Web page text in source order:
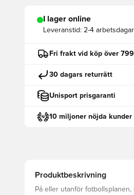
I lager online
Leveranstid: 2-4 arbetsdagar
Fri frakt vid köp över
30 dagars returrätt
Unisport prisgaranti
10 miljoner nöjda kunder
Produktbeskrivning
På eller utanför fotbollsplanen,